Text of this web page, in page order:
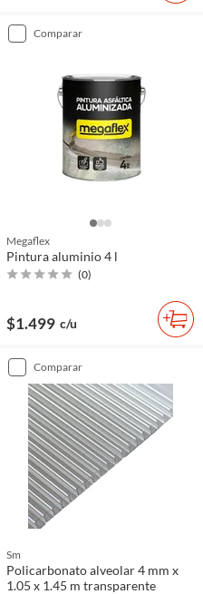
comparar
Megaflex
Pintura aluminio 4 l
(0)
$1.499 c/u
comparar
Sm
Policarbonato alveolar 4 mm x
1.05 x 1.45 m transparente